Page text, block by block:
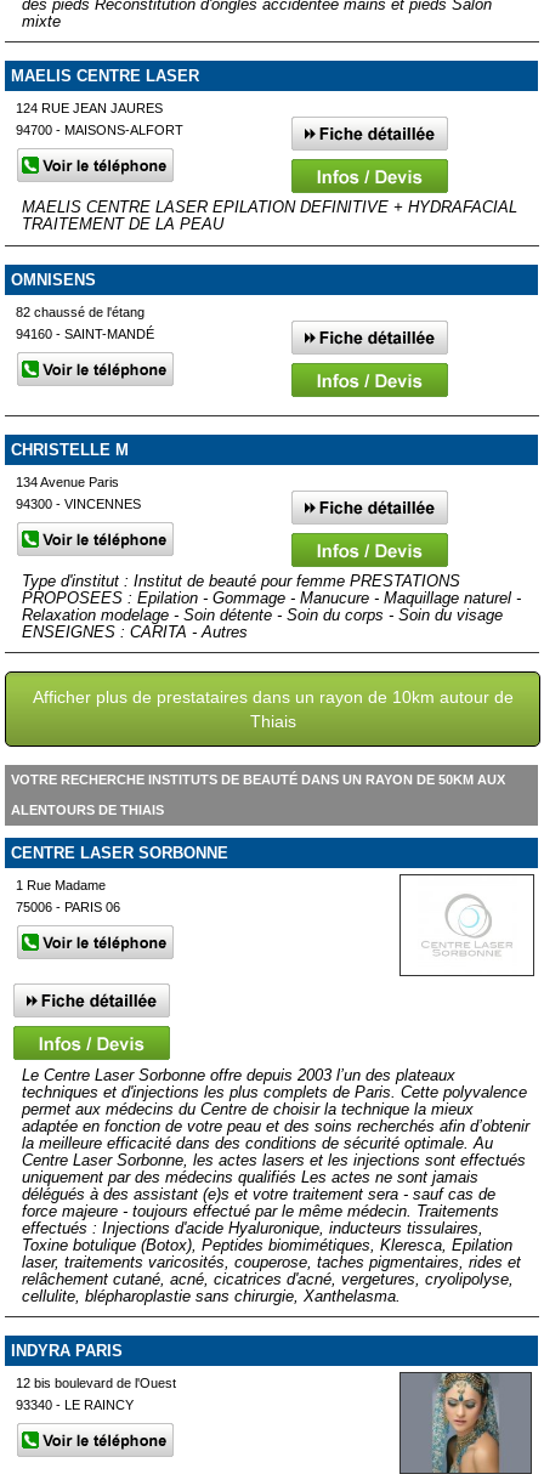
des pieds Reconstitution d'ongles accidentée mains et pieds Salon
mixte
MAELIS CENTRE LASER
124 RUE JEAN JAURES
94700 - MAISONS-ALFORT
MAELIS CENTRE LASER EPILATION DEFINITIVE + HYDRAFACIAL
TRAITEMENT DE LA PEAU
OMNISENS
82 chaussé de l'étang
94160 - SAINT-MANDÉ
CHRISTELLE M
134 Avenue Paris
94300 - VINCENNES
Type d'institut : Institut de beauté pour femme PRESTATIONS
PROPOSEES : Epilation - Gommage - Manucure - Maquillage naturel -
Relaxation modelage - Soin détente - Soin du corps - Soin du visage
ENSEIGNES : CARITA - Autres
Afficher plus de prestataires dans un rayon de 10km autour de
Thiais
VOTRE RECHERCHE INSTITUTS DE BEAUTÉ DANS UN RAYON DE 50KM AUX
ALENTOURS DE THIAIS
CENTRE LASER SORBONNE
1 Rue Madame
75006 - PARIS 06
Le Centre Laser Sorbonne offre depuis 2003 l’un des plateaux
techniques et d'injections les plus complets de Paris. Cette polyvalence
permet aux médecins du Centre de choisir la technique la mieux
adaptée en fonction de votre peau et des soins recherchés afin d’obtenir
la meilleure efficacité dans des conditions de sécurité optimale. Au
Centre Laser Sorbonne, les actes lasers et les injections sont effectués
uniquement par des médecins qualifiés Les actes ne sont jamais
délégués à des assistant (e)s et votre traitement sera - sauf cas de
force majeure - toujours effectué par le même médecin. Traitements
effectués : Injections d'acide Hyaluronique, inducteurs tissulaires,
Toxine botulique (Botox), Peptides biomimétiques, Kleresca, Epilation
laser, traitements varicosités, couperose, taches pigmentaires, rides et
relâchement cutané, acné, cicatrices d'acné, vergetures, cryolipolyse,
cellulite, blépharoplastie sans chirurgie, Xanthelasma.
INDYRA PARIS
12 bis boulevard de l'Ouest
93340 - LE RAINCY